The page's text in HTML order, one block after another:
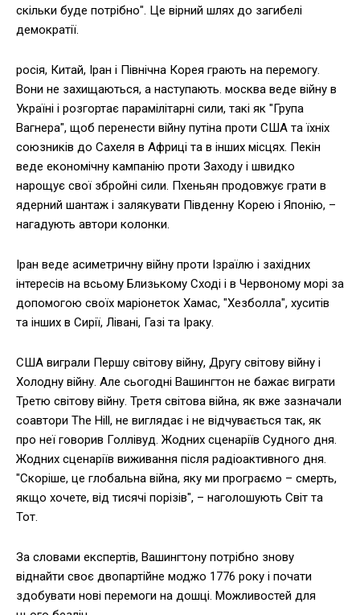
скільки буде потрібно". Це вірний шлях до загибелі
демократії.
росія, Китай, Іран і Північна Корея грають на перемогу.
Вони не захищаються, а наступають. москва веде війну в
Україні і розгортає парамілітарні сили, такі як "Група
Вагнера", щоб перенести війну путіна проти США та їхніх
союзників до Сахеля в Африці та в інших місцях. Пекін
веде економічну кампанію проти Заходу і швидко
нарощує свої збройні сили. Пхеньян продовжує грати в
ядерний шантаж і залякувати Південну Корею і Японію, –
нагадують автори колонки.
Іран веде асиметричну війну проти Ізраїлю і західних
інтересів на всьому Близькому Сході і в Червоному морі за
допомогою своїх маріонеток Хамас, "Хезболла", хуситів
та інших в Сирії, Лівані, Газі та Іраку.
США виграли Першу світову війну, Другу світову війну і
Холодну війну. Але сьогодні Вашингтон не бажає виграти
Третю світову війну. Третя світова війна, як вже зазначали
соавтори The Hill, не виглядає і не відчувається так, як
про неї говорив Голлівуд. Жодних сценаріїв Судного дня.
Жодних сценаріїв виживання після радіоактивного дня.
"Скоріше, це глобальна війна, яку ми програємо – смерть,
якщо хочете, від тисячі порізів", – наголошують Світ та
Тот.
За словами експертів, Вашингтону потрібно знову
віднайти своє двопартійне моджо 1776 року і почати
здобувати нові перемоги на дошці. Можливостей для